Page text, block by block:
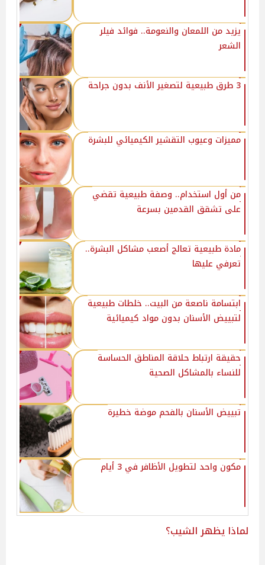
يزيد من اللمعان والنعومة.. فوائد فيلر
الشعر
3 طرق طبيعية لتصغير الأنف بدون جراحة
مميزات وعيوب التقشير الكيميائي للبشرة
من أول استخدام.. وصفة طبيعية تقضي
على تشقق القدمين بسرعة
مادة طبيعية تعالج أصعب مشاكل البشرة..
تعرفي عليها
ابتسامة ناصعة من البيت.. خلطات طبيعية
لتبييض الأسنان بدون مواد كيميائية
حقيقة ارتباط حلاقة المناطق الحساسة
للنساء بالمشاكل الصحية
تبييض الأسنان بالفحم موضة خطيرة
مكون واحد لتطويل الأظافر في 3 أيام
لماذا يظهر الشيب؟